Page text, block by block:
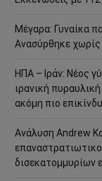
Μέγαρα: Γυναίκα
Ανασύρθηκε χωρίς
ΗΠΑ – Ιράν: Νέος
ιρανική
ακόμη πιο
Ανάλυση Andrew
δισεκατομμυρίων